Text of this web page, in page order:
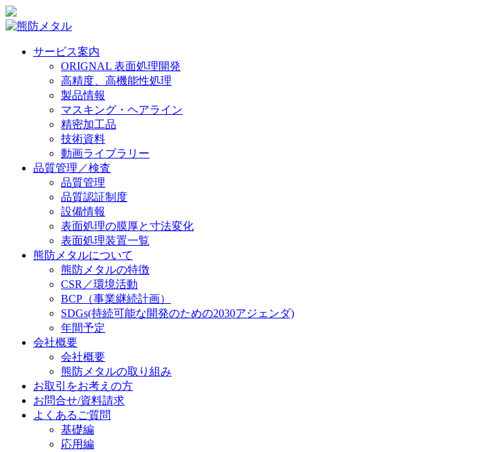
サービス案内
ORIGNAL 表面処理開発
高精度、高機能性処理
製品情報
マスキング・ヘアライン
精密加工品
技術資料
動画ライブラリー
品質管理／検査
品質管理
品質認証制度
設備情報
表面処理の膜厚と寸法変化
表面処理装置一覧
熊防メタルについて
熊防メタルの特徴
CSR／環境活動
BCP（事業継続計画）
SDGs(持続可能な開発のための2030アジェンダ)
年間予定
会社概要
会社概要
熊防メタルの取り組み
お取引をお考えの方
お問合せ/資料請求
よくあるご質問
基礎編
応用編